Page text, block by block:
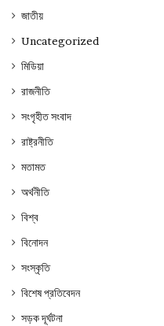
জাতীয়
Uncategorized
মিডিয়া
রাজনীতি
সংগৃহীত সংবাদ
রাষ্ট্রনীতি
মতামত
অর্থনীতি
বিশ্ব
বিনোদন
সংস্কৃতি
বিশেষ প্রতিবেদন
সড়ক দূর্ঘটনা